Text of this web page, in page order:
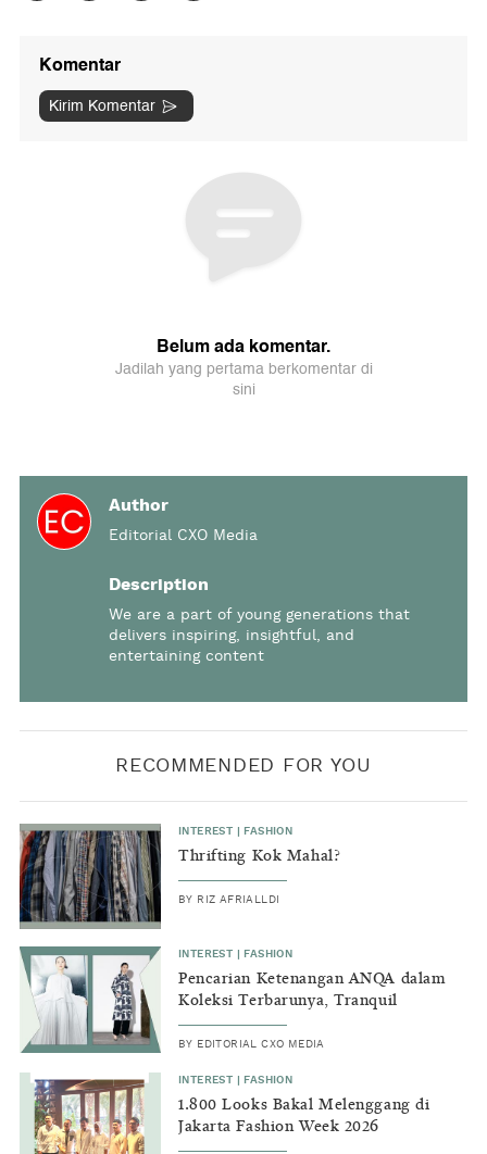
Author
Editorial CXO Media
Description
We are a part of young generations that
delivers inspiring, insightful, and
entertaining content
RECOMMENDED FOR YOU
INTEREST FASHION
Thrifting Kok Mahal?
BY RIZ AFRIALLDI
INTEREST FASHION
Pencarian Ketenangan ANQA dalam
Koleksi Terbarunya, Tranquil
BY EDITORIAL CXO MEDIA
INTEREST FASHION
1.800 Looks Bakal Melenggang di
Jakarta Fashion Week 2026